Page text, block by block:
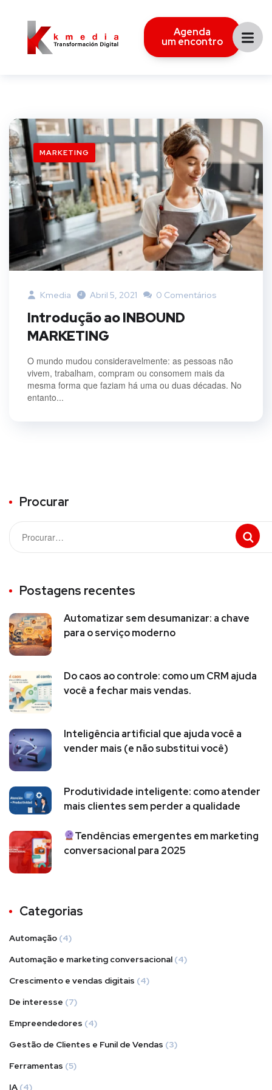
Agenda
um encontro
MARKETING
Kmedia Abril 5, 2021 0 Comentários
Introdução ao INBOUND
MARKETING
O mundo mudou consideravelmente: as pessoas não
vivem, trabalham, compram ou consomem mais da
mesma forma que faziam há uma ou duas décadas. No
entanto...
Procurar
Postagens recentes
Automatizar sem desumanizar: a chave
para o serviço moderno
Do caos ao controle: como um CRM ajuda
você a fechar mais vendas.
Inteligência artificial que ajuda você a
vender mais (e não substitui você)
Produtividade inteligente: como atender
mais clientes sem perder a qualidade
Tendências emergentes em marketing
conversacional para 2025
Categorias
Automação (4)
Automação e marketing conversacional (4)
Crescimento e vendas digitais (4)
De interesse (7)
Empreendedores (4)
Gestão de Clientes e Funil de Vendas (3)
Ferramentas (5)
IA (4)